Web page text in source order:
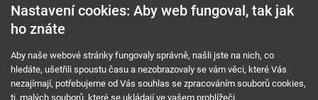
O nás RSS feed
Reklama
Podmínky použití a ochrana soukromí
Cookies Kariéra
Nastavení cookies: Aby web fungoval, tak jak
ho znáte
Aby naše webové stránky fungovaly správně, našli jste na nich, co
hledáte, ušetřili spoustu času a nezobrazovaly se vám věci, které Vás
nezajímají, potřebujeme od Vás souhlas se zpracováním souborů cookies,
tj. malých souborů, které se ukládají ve vašem prohlížeči.